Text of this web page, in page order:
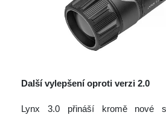
Další vylepšení oproti verzi 2.0
Lynx 3.0 přináší kromě nové